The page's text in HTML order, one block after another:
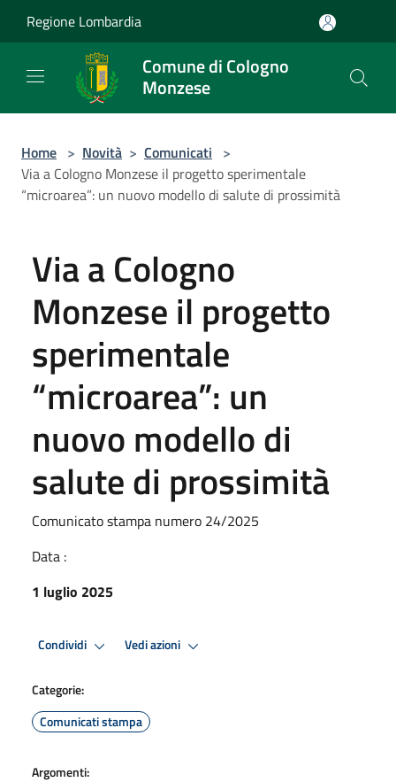
Regione Lombardia
Comune di Cologno
Monzese
Home > Novità > Comunicati >
Via a Cologno Monzese il progetto sperimentale
“microarea”: un nuovo modello di salute di prossimità
Via a Cologno
Monzese il progetto
sperimentale
“microarea”: un
nuovo modello di
salute di prossimità
Comunicato stampa numero 24/2025
Data :
1 luglio 2025
Condividi Vedi azioni
Categorie:
Comunicati stampa
Argomenti: